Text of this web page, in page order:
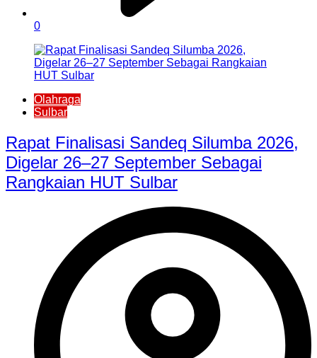
0
Olahraga
Sulbar
Rapat Finalisasi Sandeq Silumba 2026,
Digelar 26–27 September Sebagai
Rangkaian HUT Sulbar